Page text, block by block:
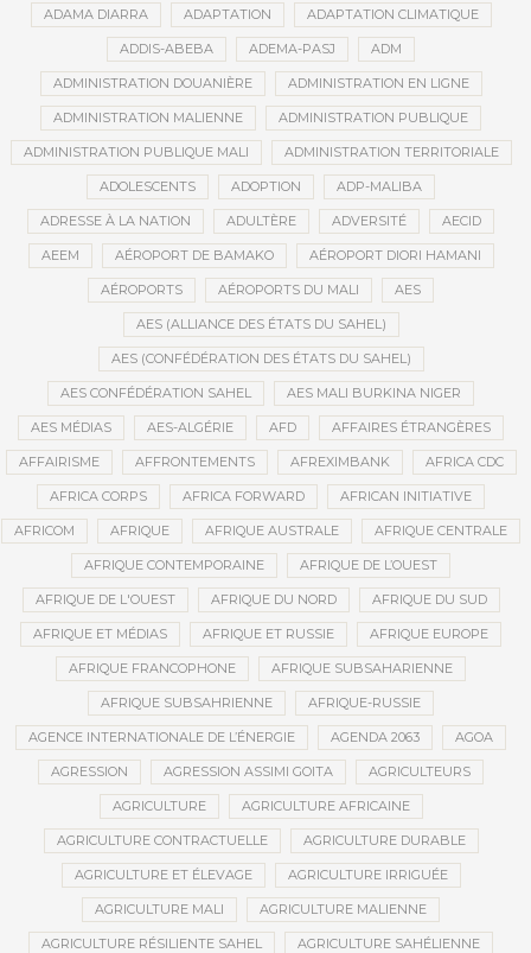
ADAMA DIARRA ADAPTATION ADAPTATION CLIMATIQUE
ADDIS-ABEBA ADEMA-PASJ ADM
ADMINISTRATION DOUANIÈRE ADMINISTRATION EN LIGNE
ADMINISTRATION MALIENNE ADMINISTRATION PUBLIQUE
ADMINISTRATION PUBLIQUE MALI ADMINISTRATION TERRITORIALE
ADOLESCENTS ADOPTION ADP-MALIBA
ADRESSE À LA NATION ADULTÈRE ADVERSITÉ AECID
AEEM AÉROPORT DE BAMAKO AÉROPORT DIORI HAMANI
AÉROPORTS AÉROPORTS DU MALI AES
AES (ALLIANCE DES ÉTATS DU SAHEL)
AES (CONFÉDÉRATION DES ÉTATS DU SAHEL)
AES CONFÉDÉRATION SAHEL AES MALI BURKINA NIGER
AES MÉDIAS AES-ALGÉRIE AFD AFFAIRES ÉTRANGÈRES
AFFAIRISME AFFRONTEMENTS AFREXIMBANK AFRICA CDC
AFRICA CORPS AFRICA FORWARD AFRICAN INITIATIVE
AFRICOM AFRIQUE AFRIQUE AUSTRALE AFRIQUE CENTRALE
AFRIQUE CONTEMPORAINE AFRIQUE DE L’OUEST
AFRIQUE DE L'OUEST AFRIQUE DU NORD AFRIQUE DU SUD
AFRIQUE ET MÉDIAS AFRIQUE ET RUSSIE AFRIQUE EUROPE
AFRIQUE FRANCOPHONE AFRIQUE SUBSAHARIENNE
AFRIQUE SUBSAHRIENNE AFRIQUE-RUSSIE
AGENCE INTERNATIONALE DE L’ÉNERGIE AGENDA 2063 AGOA
AGRESSION AGRESSION ASSIMI GOITA AGRICULTEURS
AGRICULTURE AGRICULTURE AFRICAINE
AGRICULTURE CONTRACTUELLE AGRICULTURE DURABLE
AGRICULTURE ET ÉLEVAGE AGRICULTURE IRRIGUÉE
AGRICULTURE MALI AGRICULTURE MALIENNE
AGRICULTURE RÉSILIENTE SAHEL AGRICULTURE SAHÉLIENNE